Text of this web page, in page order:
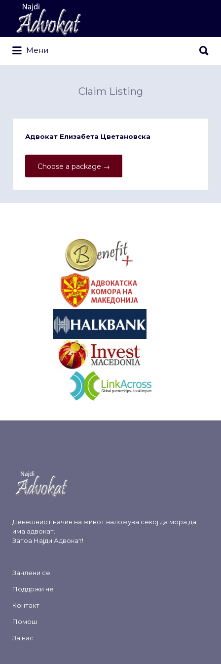
Search
for:
Мени
for:
Claim Listing
Адвокат Елизабета Цветановска
Денешниот начин на живот наложува секој да мора да
има адвокат.
Затоа Најди Адвокат!
Зачлени се
Поддржи не
Контакт
Помош
За нас